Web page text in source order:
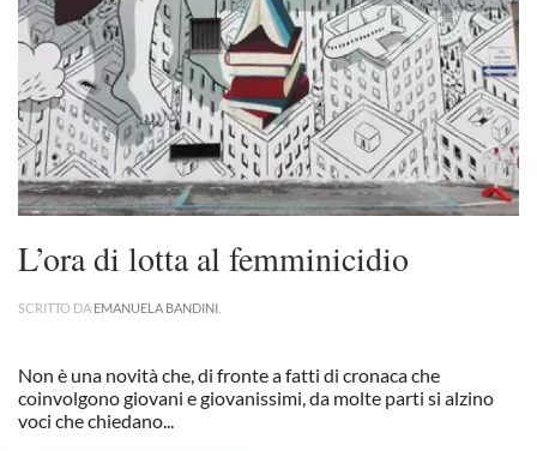
L’ora di lotta al femminicidio
SCRITTO DA EMANUELA BANDINI
Non è una novità che, di fronte a fatti di cronaca che
coinvolgono giovani e giovanissimi, da molte parti si alzino
voci che chiedano...